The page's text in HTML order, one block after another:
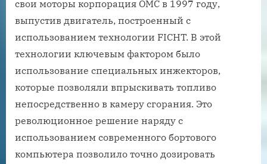
свои моторы корпорация OMC в 1997 году,
выпустив двигатель, построенный с
использованием технологии FICHT. В этой
технологии ключевым фактором было
использование специальных инжекторов,
которые позволяли впрыскивать топливо
непосредственно в камеру сгорания. Это
революционное решение наряду с
использованием современного бортового
компьютера позволило точно дозировать